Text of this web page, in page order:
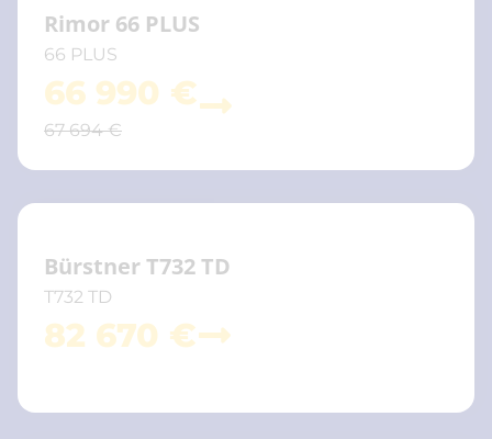
Rimor 66 PLUS
66 PLUS
66 990 €
67 694 €
Bürstner T732 TD
T732 TD
82 670 €